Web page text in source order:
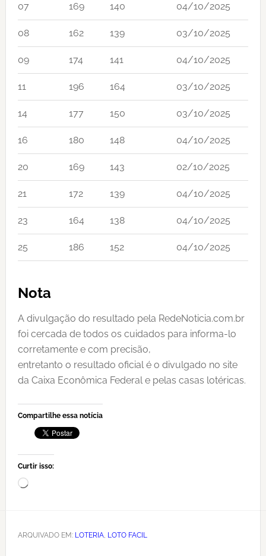
07 169 140 04/10/2025
08 162 139 03/10/2025
09 174 141 04/10/2025
11 196 164 03/10/2025
14 177 150 03/10/2025
16 180 148 04/10/2025
20 169 143 02/10/2025
21 172 139 04/10/2025
23 164 138 04/10/2025
25 186 152 04/10/2025
Nota
A divulgação do resultado pela RedeNoticia.com.br
foi cercada de todos os cuidados para informa-lo
corretamente e com precisão,
entretanto o resultado oficial é o divulgado no site
da Caixa Econômica Federal e pelas casas lotéricas.
Compartilhe essa notícia
Curtir isso:
Carregando...
ARQUIVADO EM: LOTERIA, LOTO FACIL